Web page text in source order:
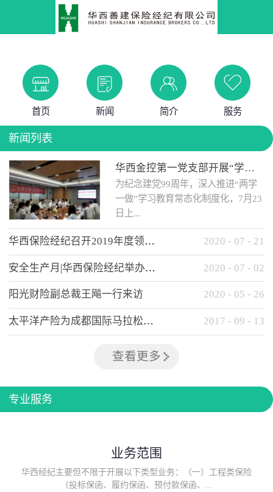
首页 新闻 简介 服务
新闻列表
华西金控第一党支部开展“学党史 知党情 做合格党员”主题教育工作会
为纪念建党99周年，深入推进“两学
一做”学习教育常态化制度化，7月23
日上...
午，华西金控第一党支部举办了“学
党史、知党情、...
华西保险经纪召开2019年度领导班子述职考核工作会 2020 - 07 - 21
安全生产月|华西保险经纪举办应急消防安全知识培训 2020 - 07 - 02
阳光财险副总裁王飚一行来访 2020 - 05 - 26
太平洋产险为成都国际马拉松提供全方位保险保障 2017 - 09 - 13
查看更多
专业服务
业务范围
华西经纪主要但不限于开展以下类型业务：（一）工程类保险
（投标保函、履约保函、预付款保函、...